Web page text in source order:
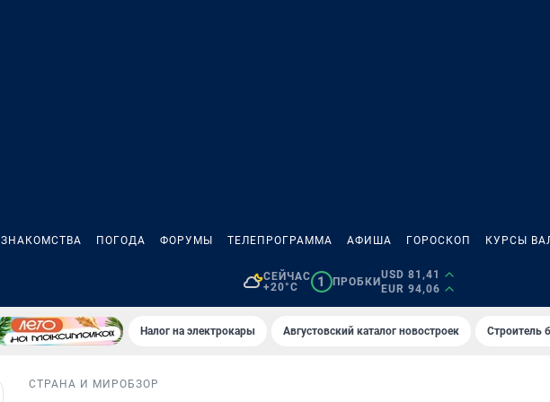
ЗНАКОМСТВА ПОГОДА ФОРУМЫ ТЕЛЕПРОГРАММА АФИША ГОРОСКОП КУРСЫ
СЕЙЧАС
+20°C
1 ПРОБКИ
USD 81,41
EUR 94,06
Налог на электрокары Августовский каталог новостроек Строитель
СТРАНА И МИРОБЗОР